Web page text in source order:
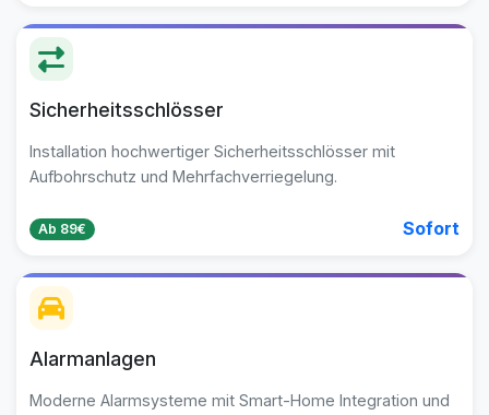
Sicherheitsschlösser
Installation hochwertiger Sicherheitsschlösser mit
Aufbohrschutz und Mehrfachverriegelung.
Ab 89€ Sofort
Alarmanlagen
Moderne Alarmsysteme mit Smart-Home Integration und